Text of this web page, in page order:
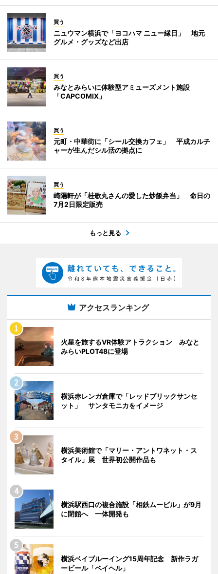
買う
ニュウマン横浜で「ヨコハマ ニュー縁日」 地元
グルメ・グッズなど出店
買う
みなとみらいに体験型アミューズメント施設
「CAPCOMIX」
買う
元町・中華街に「シール交換カフェ」 平成カルチ
ャーが生んだシル活の拠点に
買う
崎陽軒が「桂歌丸さんの愛した炒飯弁当」 命日の
7月2日限定販売
もっと見る
アクセスランキング
火星を旅するVR体験アトラクション みなと
みらいPLOT48に登場
横浜赤レンガ倉庫で「レッドブリックサンセ
ット」 サンタモニカをイメージ
横浜美術館で「マリー・アントワネット・ス
タイル」展 世界初公開作品も
横浜駅西口の複合施設「相鉄ムービル」が9月
に閉館へ 一体開発も
横浜ベイブルーイング15周年記念 新作ラガ
ービール「ベイヘル」